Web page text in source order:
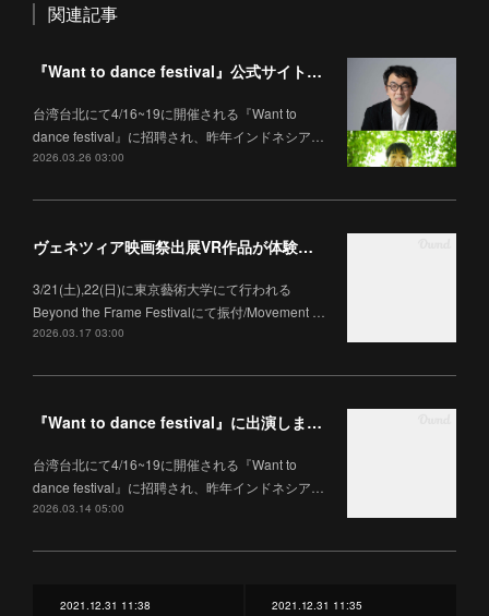
関連記事
『Want to dance festival』公式サイトに掲載されました。
台湾台北にて4/16~19に開催される『Want to
dance festival』に招聘され、昨年インドネシア…
2026.03.26 03:00
ヴェネツィア映画祭出展VR作品が体験できます。
3/21(土),22(日)に東京藝術大学にて行われる
Beyond the Frame Festivalにて振付/Movement …
2026.03.17 03:00
『Want to dance festival』に出演します。
台湾台北にて4/16~19に開催される『Want to
dance festival』に招聘され、昨年インドネシア…
2026.03.14 05:00
2021.12.31 11:38 2021.12.31 11:35